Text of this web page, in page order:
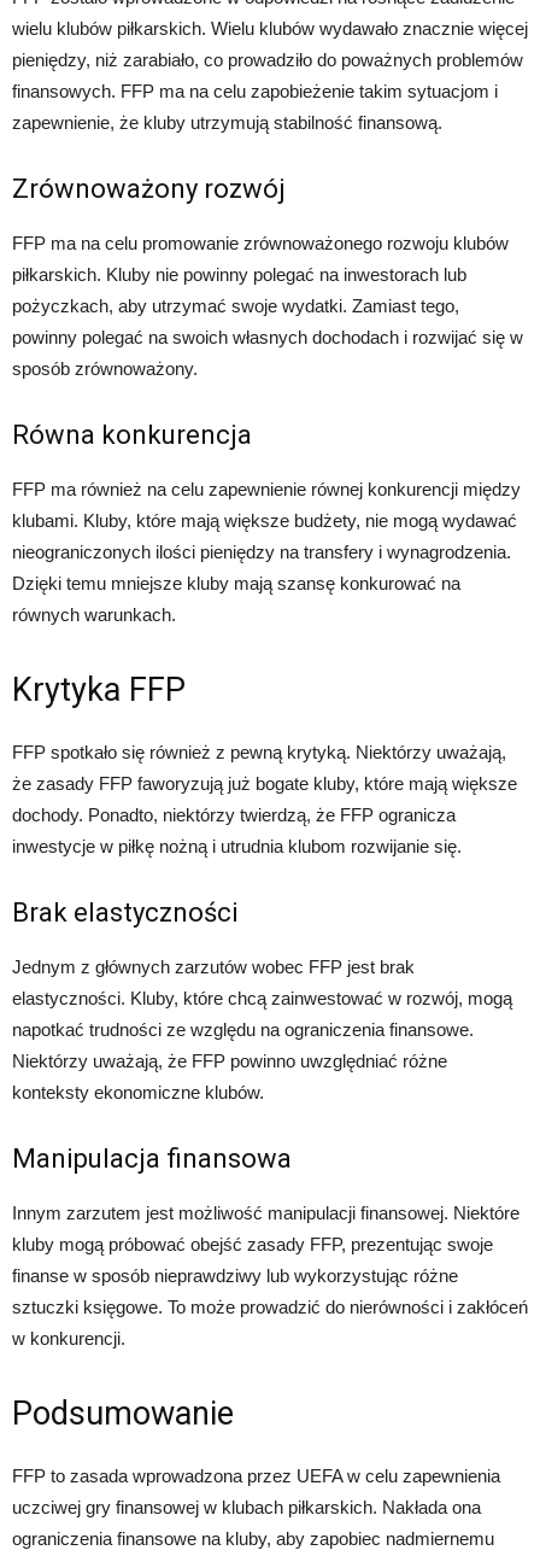
wielu klubów piłkarskich. Wielu klubów wydawało znacznie więcej
pieniędzy, niż zarabiało, co prowadziło do poważnych problemów
finansowych. FFP ma na celu zapobieżenie takim sytuacjom i
zapewnienie, że kluby utrzymują stabilność finansową.
Zrównoważony rozwój
FFP ma na celu promowanie zrównoważonego rozwoju klubów
piłkarskich. Kluby nie powinny polegać na inwestorach lub
pożyczkach, aby utrzymać swoje wydatki. Zamiast tego,
powinny polegać na swoich własnych dochodach i rozwijać się w
sposób zrównoważony.
Równa konkurencja
FFP ma również na celu zapewnienie równej konkurencji między
klubami. Kluby, które mają większe budżety, nie mogą wydawać
nieograniczonych ilości pieniędzy na transfery i wynagrodzenia.
Dzięki temu mniejsze kluby mają szansę konkurować na
równych warunkach.
Krytyka FFP
FFP spotkało się również z pewną krytyką. Niektórzy uważają,
że zasady FFP faworyzują już bogate kluby, które mają większe
dochody. Ponadto, niektórzy twierdzą, że FFP ogranicza
inwestycje w piłkę nożną i utrudnia klubom rozwijanie się.
Brak elastyczności
Jednym z głównych zarzutów wobec FFP jest brak
elastyczności. Kluby, które chcą zainwestować w rozwój, mogą
napotkać trudności ze względu na ograniczenia finansowe.
Niektórzy uważają, że FFP powinno uwzględniać różne
konteksty ekonomiczne klubów.
Manipulacja finansowa
Innym zarzutem jest możliwość manipulacji finansowej. Niektóre
kluby mogą próbować obejść zasady FFP, prezentując swoje
finanse w sposób nieprawdziwy lub wykorzystując różne
sztuczki księgowe. To może prowadzić do nierówności i zakłóceń
w konkurencji.
Podsumowanie
FFP to zasada wprowadzona przez UEFA w celu zapewnienia
uczciwej gry finansowej w klubach piłkarskich. Nakłada ona
ograniczenia finansowe na kluby, aby zapobiec nadmiernemu